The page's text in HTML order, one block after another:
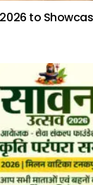
to